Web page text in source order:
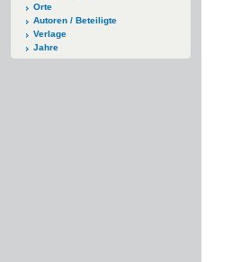
Orte
Autoren / Beteiligte
Verlage
Jahre